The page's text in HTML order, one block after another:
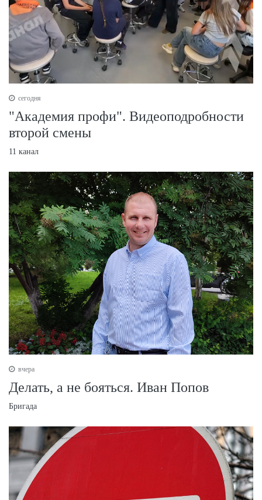
сегодня
"Академия профи". Видеоподробности
второй смены
11 канал
вчера
Делать, а не бояться. Иван Попов
Бригада